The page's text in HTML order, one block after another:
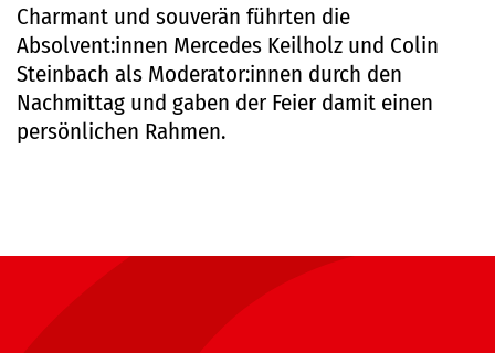
Charmant und souverän führten die
Absolvent:innen Mercedes Keilholz und Colin
Steinbach als Moderator:innen durch den
Nachmittag und gaben der Feier damit einen
persönlichen Rahmen.